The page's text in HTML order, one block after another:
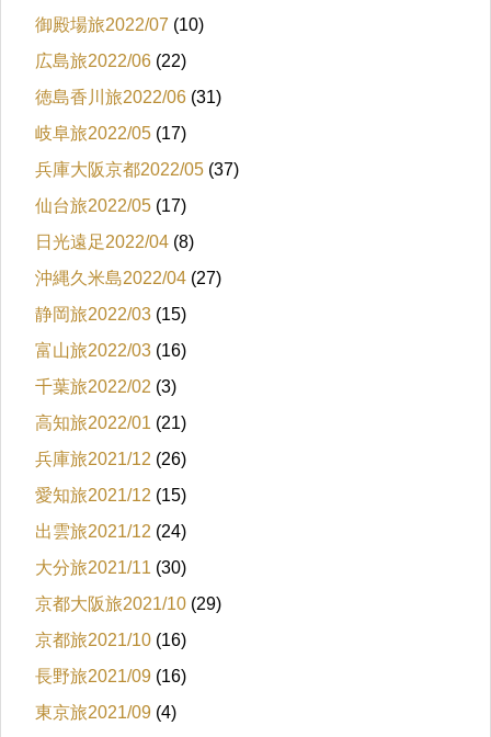
御殿場旅2022/07 (10)
広島旅2022/06 (22)
徳島香川旅2022/06 (31)
岐阜旅2022/05 (17)
兵庫大阪京都2022/05 (37)
仙台旅2022/05 (17)
日光遠足2022/04 (8)
沖縄久米島2022/04 (27)
静岡旅2022/03 (15)
富山旅2022/03 (16)
千葉旅2022/02 (3)
高知旅2022/01 (21)
兵庫旅2021/12 (26)
愛知旅2021/12 (15)
出雲旅2021/12 (24)
大分旅2021/11 (30)
京都大阪旅2021/10 (29)
京都旅2021/10 (16)
長野旅2021/09 (16)
東京旅2021/09 (4)